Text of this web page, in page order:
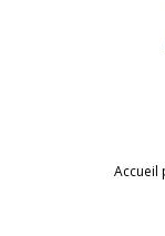
Accueil